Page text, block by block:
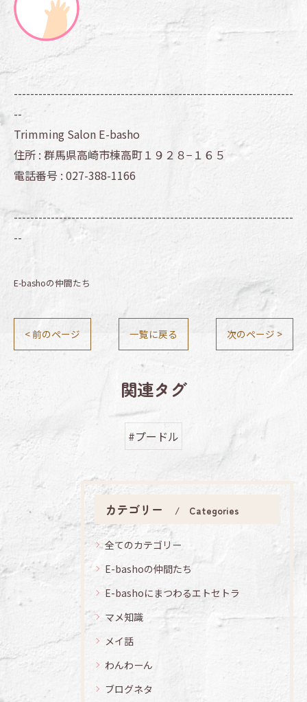
--------------------------------------------------------------------
--
Trimming Salon E-basho
住所 : 群馬県高崎市棟高町１９２８−１６５
電話番号 : 027-388-1166
--------------------------------------------------------------------
--
E-bashoの仲間たち
< 前のページ 一覧に戻る 次のページ >
関連タグ
#プードル
カテゴリー Categories
全てのカテゴリー
E-bashoの仲間たち
E-bashoにまつわるエトセトラ
マメ知識
メイ話
わんわーん
ブログネタ